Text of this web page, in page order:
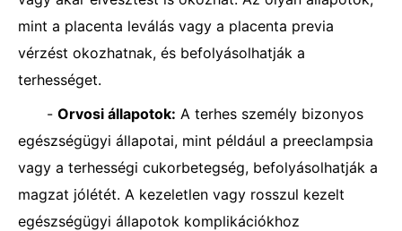
mint a placenta leválás vagy a placenta previa
vérzést okozhatnak, és befolyásolhatják a
terhességet.
- Orvosi állapotok: A terhes személy bizonyos
egészségügyi állapotai, mint például a preeclampsia
vagy a terhességi cukorbetegség, befolyásolhatják a
magzat jólétét. A kezeletlen vagy rosszul kezelt
egészségügyi állapotok komplikációkhoz